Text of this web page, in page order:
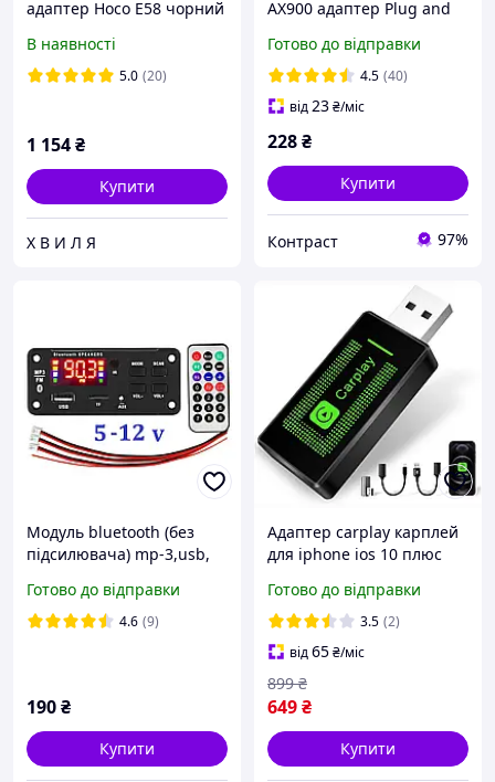
адаптер Hoco E58 чорний
В наявності
5.0 (20)
1 154₴
Купити
Х В И Л Я
AX900 адаптер Plug and
Готово до відправки
4.5 (40)
від23₴/міс
228₴
Купити
Контраст 97%
Модуль bluetooth (без
підсилювача) mp-3,usb,
Готово до відправки
4.6 (9)
190₴
Купити
Адаптер carplay карплей
для iphone ios 10 плюс
usb провідний
бездротовий плеєр
Готово до відправки
3.5 (2)
від65₴/міс
649₴
899 ₴
Купити